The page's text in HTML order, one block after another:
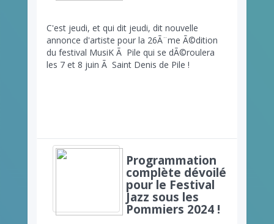
C'est jeudi, et qui dit jeudi, dit nouvelle
annonce d'artiste pour la 26Ã¨me Ã©dition
du festival MusiK Ã Pile qui se dÃ©roulera
les 7 et 8 juin Ã Saint Denis de Pile !
Programmation
complète dévoilé
pour le Festival
Jazz sous les
Pommiers 2024 !